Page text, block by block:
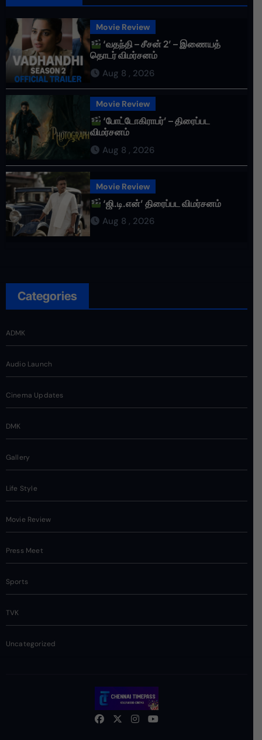
Movie Review
‘வதந்தி – சீசன் 2’ – இணையத்
தொடர் விமர்சனம்
Aug 8 , 2026
Movie Review
‘போட்டோகிராபர்’ – திரைப்பட
விமர்சனம்
Aug 8 , 2026
Movie Review
‘ஜி.டி.என்’ திரைப்பட விமர்சனம்
Aug 8 , 2026
Categories
ADMK
Audio Launch
Cinema Updates
DMK
Gallery
Life Style
Movie Review
Press Meet
Sports
TVK
Uncategorized